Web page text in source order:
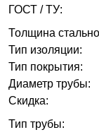
ГОСТ / ТУ:
Толщина
Тип изоляции:
Тип покрытия:
Диаметр трубы:
Скидка:
Тип трубы: